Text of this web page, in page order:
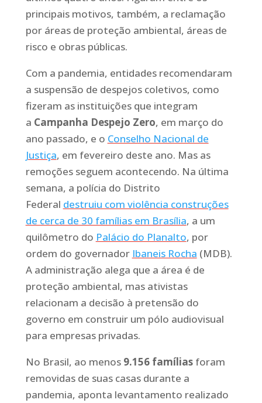
principais motivos, também, a reclamação
por áreas de proteção ambiental, áreas de
risco e obras públicas.
Com a pandemia, entidades recomendaram
a suspensão de despejos coletivos, como
fizeram as instituições que integram
a Campanha Despejo Zero, em março do
ano passado, e o Conselho Nacional de
Justiça, em fevereiro deste ano. Mas as
remoções seguem acontecendo. Na última
semana, a polícia do Distrito
Federal destruiu com violência construções
de cerca de 30 famílias em Brasília, a um
quilômetro do Palácio do Planalto, por
ordem do governador Ibaneis Rocha (MDB).
A administração alega que a área é de
proteção ambiental, mas ativistas
relacionam a decisão à pretensão do
governo em construir um pólo audiovisual
para empresas privadas.
No Brasil, ao menos 9.156 famíliasforam
removidas de suas casas durante a
pandemia, aponta levantamento realizado